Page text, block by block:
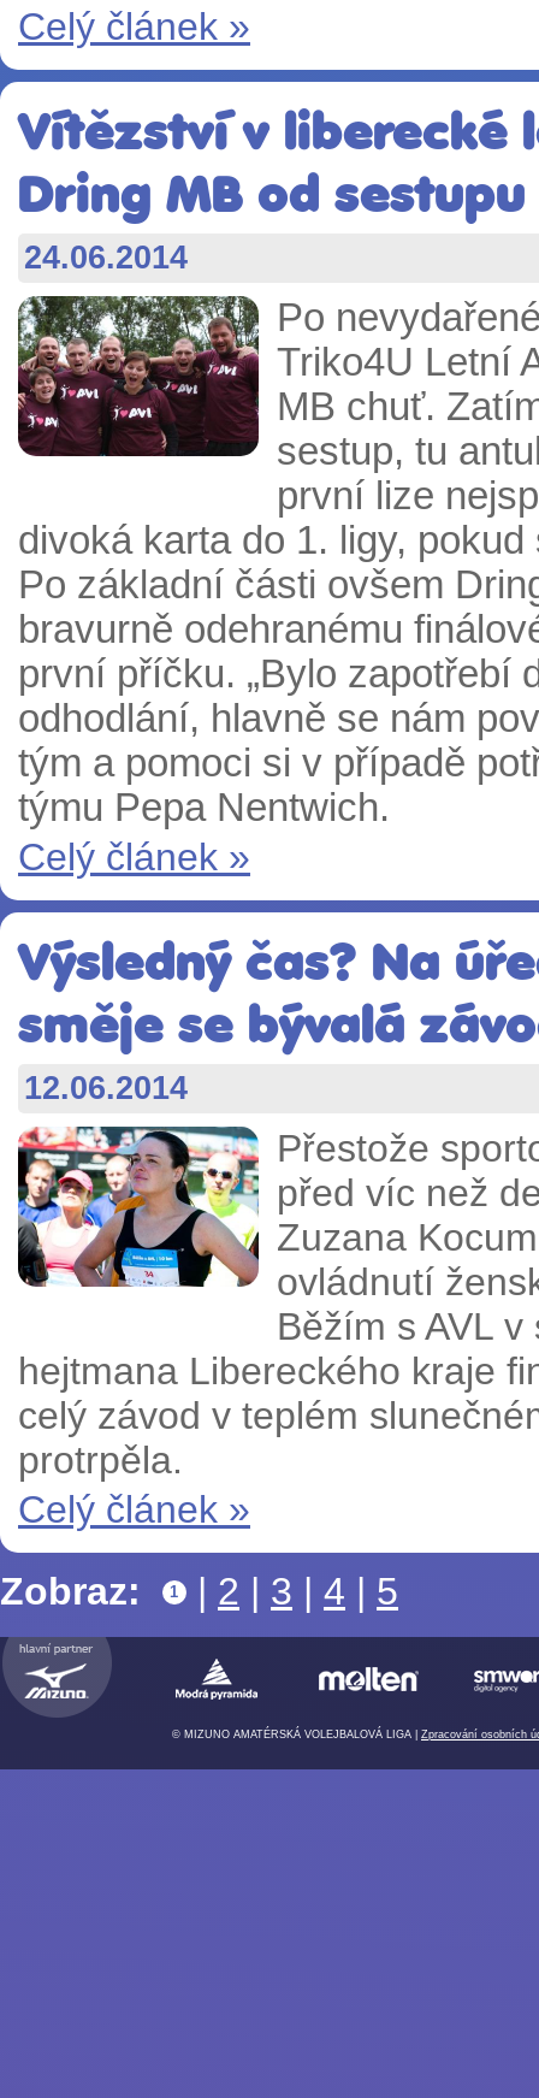
Celý článek »
Vítězství v liberecké
Dring MB od sestupu
24.06.2014
Po
Triko4U Letní
MB chuť.
sestup, tu
první lize
divoká karta do 1. ligy,
Po základní části ovšem
bravurně odehranému
první příčku. „Bylo zapotřebí
odhodlání, hlavně se nám
tým a pomoci si v případě
týmu Pepa Nentwich.
Celý článek »
Výsledný čas? Na
směje se bývalá
12.06.2014
Přestože
před víc než
Zuzana
ovládnutí
Běžím s AVL
hejtmana Libereckého kraje
celý závod v teplém
protrpěla.
Celý článek »
Zobraz:
1 | 2 | 3 | 4 | 5
© MIZUNO AMATÉRSKÁ VOLEJBALOVÁ LIGA | Zpracování osobních